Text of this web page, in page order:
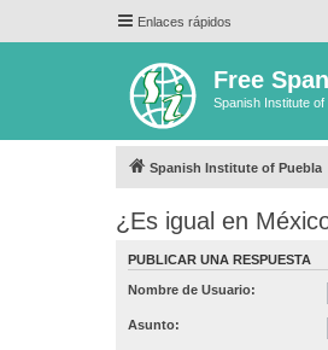
Enlaces rápidos
Free
Spanish Institute of
Spanish Institute of Puebla
¿Es igual en
PUBLICAR UNA RESPUESTA
Nombre de Usuario:
Asunto: